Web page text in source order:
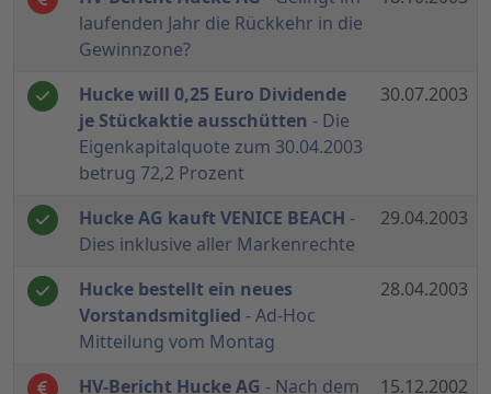
laufenden Jahr die Rückkehr in die
Gewinnzone?
Hucke will 0,25 Euro Dividende
je Stückaktie ausschütten - Die
Eigenkapitalquote zum 30.04.2003
betrug 72,2 Prozent
30.07.2003
Hucke AG kauft VENICE BEACH -
Dies inklusive aller Markenrechte
29.04.2003
Hucke bestellt ein neues
Vorstandsmitglied - Ad-Hoc
Mitteilung vom Montag
28.04.2003
HV-Bericht Hucke AG - Nach dem
15.12.2002